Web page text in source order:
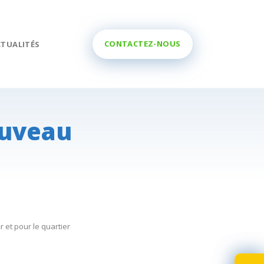
CONTACTEZ-NOUS
et pour le quartier